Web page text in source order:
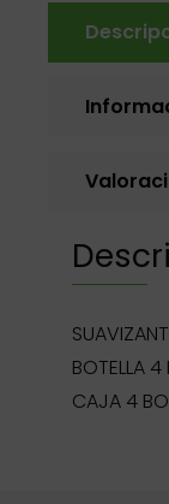
BOTELLA 4
CAJA 4